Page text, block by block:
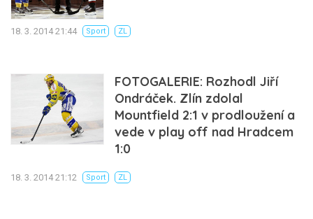
18. 3. 2014 21:44 Sport ZL
FOTOGALERIE: Rozhodl Jiří
Ondráček. Zlín zdolal
Mountfield 2:1 v prodloužení a
vede v play off nad Hradcem
1:0
18. 3. 2014 21:12 Sport ZL